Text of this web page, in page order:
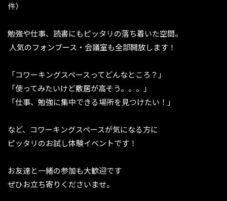
件）
勉強や仕事、読書にもピッタリの落ち着いた空間。
人気のフォンブース・会議室も全部開放します！
「コワーキングスペースってどんなところ？」
「使ってみたいけど敷居が高そう。。。」
「仕事、勉強に集中できる場所を見つけたい！」
など、コワーキングスペースが気になる方に
ピッタリのお試し体験イベントです！
お友達と一緒の参加も大歓迎です
ぜひお立ち寄りくださいませ。